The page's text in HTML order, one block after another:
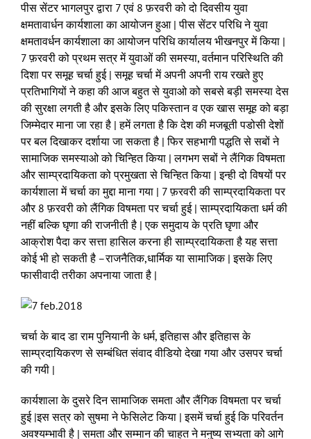
पीस सेंटर भागलपुर द्वारा 7 एवं 8 फ़रवरी को दो दिवसीय युवा
क्षमतावार्धन कार्यशाला का आयोजन हुआ | पीस सेंटर परिधि ने युवा
क्षमतावर्धन कार्यशाला का आयोजन परिधि कार्यालय भीखनपुर में किया |
7 फ़रवरी को प्रथम सत्र में युवाओं की समस्या, वर्तमान परिस्थिति की
दिशा पर समूह चर्चा हुई | समूह चर्चा में अपनी अपनी राय रखते हुए
प्रतिभागियों ने कहा की आज बहुत से युवाओ को सबसे बड़ी समस्या देस
की सुरक्षा लगती है और इसके लिए पकिस्तान व एक खास समूह को बड़ा
जिम्मेदार माना जा रहा है | हमें लगता है कि देश की मजबूती पडोसी देशों
पर बल दिखाकर दर्शाया जा सकता है | फिर सहभागी पद्धति से सबों ने
सामाजिक समस्याओ को चिन्हित किया | लगभग सबों ने लैंगिक विषमता
और साम्प्रदायिकता को प्रमुखता से चिन्हित किया | इन्ही दो विषयों पर
कार्यशाला में चर्चा का मुद्दा माना गया | 7 फ़रवरी की साम्प्रदायिकता पर
और 8 फ़रवरी को लैंगिक विषमता पर चर्चा हुई | साम्प्रदायिकता धर्म की
नहीं बल्कि घृणा की राजनीती है | एक समुदाय के प्रति घृणा और
आक्रोश पैदा कर सत्ता हासिल करना ही साम्प्रदायिकता है यह सत्ता
कोई भी हो सकती है –राजनैतिक,धार्मिक या सामाजिक | इसके लिए
फासीवादी तरीका अपनाया जाता है |
चर्चा के बाद डा राम पुनियानी के धर्म, इतिहास और इतिहास के
साम्प्रदायिकरण से सम्बंधित संवाद वीडियो देखा गया और उसपर चर्चा
की गयी |
कार्यशाला के दुसरे दिन सामाजिक समता और लैंगिक विषमता पर चर्चा
हुई |इस सत्र को सुषमा ने फेसिलेट किया | इसमें चर्चा हुई कि परिवर्तन
अवश्यम्भावी है | समता और सम्मान की चाहत ने मनुष्य सभ्यता को आगे